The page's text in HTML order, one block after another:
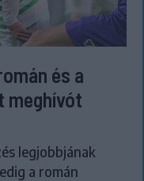
és a
meghívót
legjobbjának
a román